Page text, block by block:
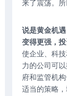
来了震荡。
说是黄金机
变得更强，投
使企业、科
力的公司可
府和监管机
适当的策略